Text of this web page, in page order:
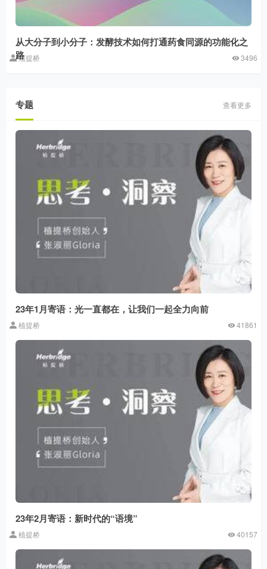
从大分子到小分子：发酵技术如何打通药食同源的功能化之
路
植提桥 3496
专题 查看更多
23年1月寄语：光一直都在，让我们一起全力向前
植提桥 41861
23年2月寄语：新时代的“语境”
植提桥 40157